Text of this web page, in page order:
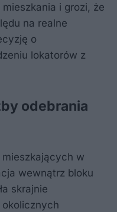
i grozi, że
na realne
o
lokatorów z
odebrania
w
wewnątrz bloku
skrajnie
okolicznych